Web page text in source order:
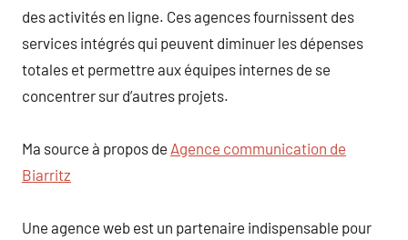
des activités en ligne. Ces agences fournissent des
services intégrés qui peuvent diminuer les dépenses
totales et permettre aux équipes internes de se
concentrer sur d’autres projets.
Ma source à propos de Agence communication de
Biarritz
Une agence web est un partenaire indispensable pour